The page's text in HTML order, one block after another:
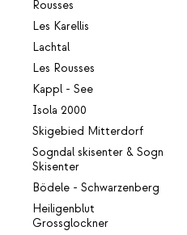
Rousses
Les Karellis
Lachtal
Les Rousses
Kappl - See
Isola 2000
Skigebied Mitterdorf
Sogndal skisenter & Sogn
Skisenter
Bödele - Schwarzenberg
Heiligenblut
Grossglockner